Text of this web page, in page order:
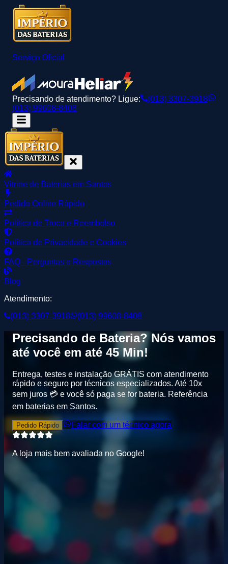
Serviço Oficial
Precisando de atendimento? Ligue:
(013) 3307-3918
(013) 99608-8408
Vitrine de Baterias em Santos
Pedido Online Rápido
Política de Troca e Reembolso
Política de Privacidade e Cookies
FAQ - Perguntas e Respostas
Blog
Atendimento:
(013) 3307-3918
(013) 99608-8408
Precisando de Bateria? Nós vamos
até você em até 45 Min!
Entrega, testes e instalação GRÁTIS com atendimento
rápido e seguro por técnicos especializados. Até 10x
sem juros 💳 e você só paga se for bateria. Referência
em baterias em Santos.
Pedido Rápido Falar com um técnico agora
A loja mais bem avaliada no Goog e!